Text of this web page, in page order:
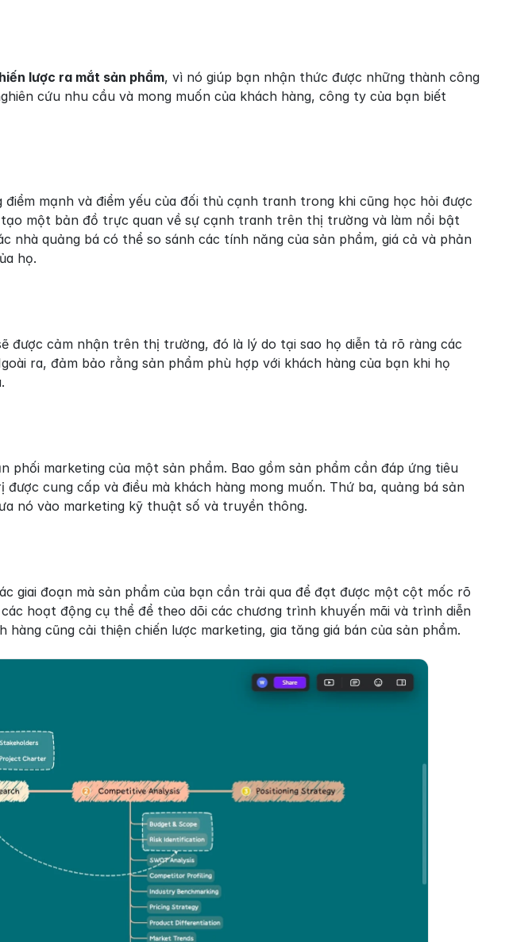
lược ra mắt sản phẩm, vì nó giúp bạn nhận thức được những thành công
cứu nhu cầu và mong muốn của khách hàng, công ty của bạn biết
mạnh và điểm yếu của đối thủ cạnh tranh trong khi cũng học hỏi được
một bản đồ trực quan về sự cạnh tranh trên thị trường và làm nổi bật
nhà quảng bá có thể so sánh các tính năng của sản phẩm, giá cả và phản
họ.
được cảm nhận trên thị trường, đó là lý do tại sao họ diễn tả rõ ràng các
ra, đảm bảo rằng sản phẩm phù hợp với khách hàng của bạn khi họ
marketing của một sản phẩm. Bao gồm sản phẩm cần đáp ứng tiêu
cung cấp và điều mà khách hàng mong muốn. Thứ ba, quảng bá sản
nó vào marketing kỹ thuật số và truyền thông.
giai đoạn mà sản phẩm của bạn cần trải qua để đạt được một cột mốc rõ
hoạt động cụ thể để theo dõi các chương trình khuyến mãi và trình diễn
cũng cải thiện chiến lược marketing, gia tăng giá bán của sản phẩm.